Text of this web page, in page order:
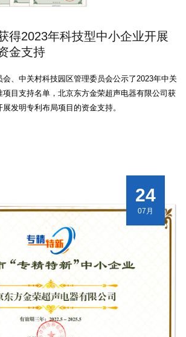
得2023年科技型中小企业开展
金支持
、中关村科技园区管理委员会公示了2023年中关
目支持名单，北京东方金荣超声电器有限公司获
发明专利布局项目的资金支持。
24
07月